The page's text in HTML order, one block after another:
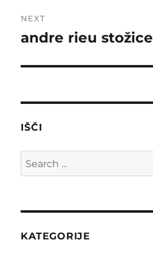
NEXT
Next
andre rieu stožice
IŠČI
Search
for:
KATEGORIJE